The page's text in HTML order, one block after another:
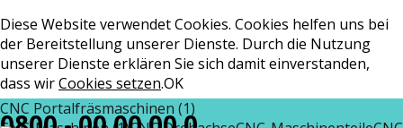
Diese Website verwendet Cookies. Cookies helfen uns bei
der Bereitstellung unserer Dienste. Durch die Nutzung
unserer Dienste erklären Sie sich damit einverstanden,
dass wirCookies setzen.OK
CNC Portalfräsmaschinen (1)